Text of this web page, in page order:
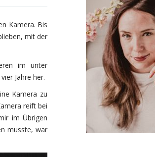
Kamera. Bis
mit der
im unter
Jahre her.
Kamera zu
reift bei
im Übrigen
musste, war